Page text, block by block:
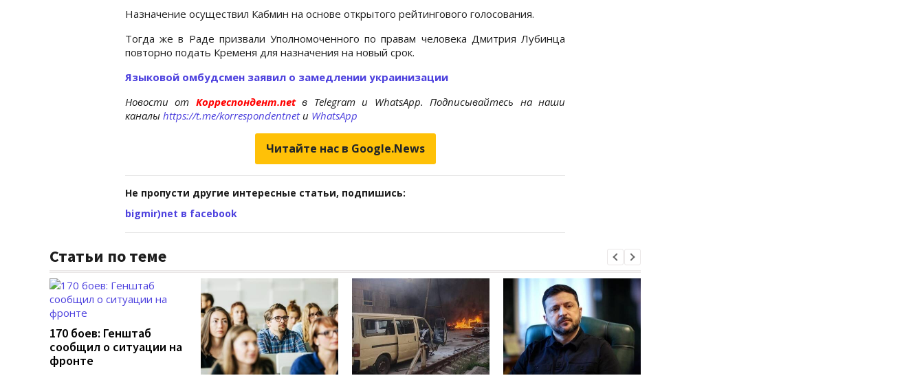
Назначение осуществил Кабмин на основе открытого рейтингового голосования.
Тогда же в Раде призвали Уполномоченного по правам человека Дмитрия Лубинца
повторно подать Кременя для назначения на новый срок.
Языковой омбудсмен заявил о замедлении украинизации
Новости от Корреспондент.netв Telegram и WhatsApp. Подписывайтесь на наши
каналы https://t.me/korrespondentnetи WhatsApp
Читайте нас в Google.News
Не пропусти другие интересные статьи, подпишись:
bigmir)net в facebook
Статьи по теме
170 боев: Генштаб
сообщил о ситуации на
фронте